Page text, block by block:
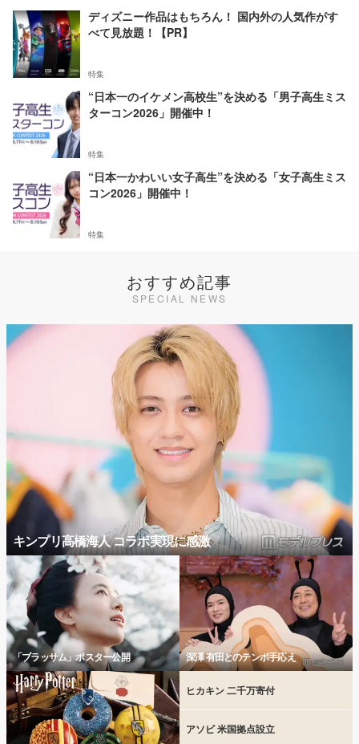
ディズニー作品はもちろん！ 国内外の人気作がす
べて見放題！【PR】
特集
“日本一のイケメン高校生”を決める「男子高生ミス
ターコン2026」開催中！
特集
“日本一かわいい女子高生”を決める「女子高生ミス
コン2026」開催中！
特集
おすすめ記事
SPECIAL NEWS
キンプリ高橋海人 コラボ実現に感激
「ブラッサム」ポスター公開 深澤 有田とのテンポ手応え
ヒカキン 二千万寄付
アソビ 米国拠点設立